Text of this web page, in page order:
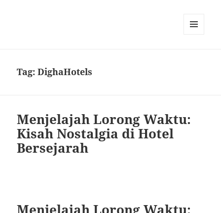
Tag:DighaHotels
Menjelajah Lorong Waktu:
Kisah Nostalgia di Hotel
Bersejarah